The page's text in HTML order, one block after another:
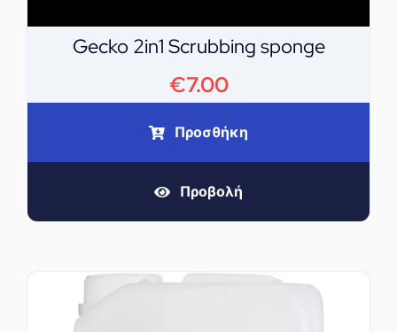
Gecko 2in1 Scrubbing sponge
€7.00
Προσθήκη
Προβολή